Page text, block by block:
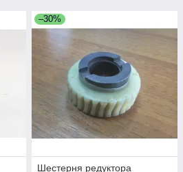
–30%
Шестерня редуктора